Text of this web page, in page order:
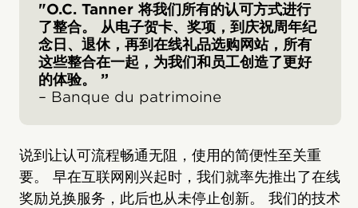
"O.C. Tanner 将我们所有的认可方式进行
了整合。 从电子贺卡、奖项，到庆祝周年纪
念日、退休，再到在线礼品选购网站，所有
这些整合在一起，为我们和员工创造了更好
的体验。 ”
– Banque du patrimoine
说到让认可流程畅通无阻，使用的简便性至关重
要。 早在互联网刚兴起时，我们就率先推出了在线
奖励兑换服务，此后也从未停止创新。 我们的技术